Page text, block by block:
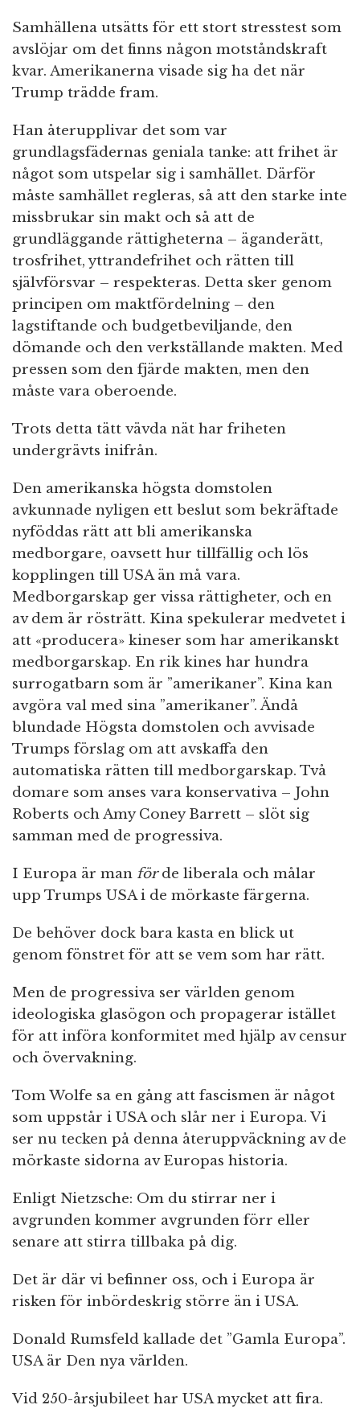
Samhällena utsätts för ett stort stresstest som
avslöjar om det finns någon motståndskraft
kvar. Amerikanerna visade sig ha det när
Trump trädde fram.
Han återupplivar det som var
grundlagsfädernas geniala tanke: att frihet är
något som utspelar sig i samhället. Därför
måste samhället regleras, så att den starke inte
missbrukar sin makt och så att de
grundläggande rättigheterna – äganderätt,
trosfrihet, yttrandefrihet och rätten till
självförsvar – respekteras. Detta sker genom
principen om maktfördelning – den
lagstiftande och budgetbeviljande, den
dömande och den verkställande makten. Med
pressen som den fjärde makten, men den
måste vara oberoende.
Trots detta tätt vävda nät har friheten
undergrävts inifrån.
Den amerikanska högsta domstolen
avkunnade nyligen ett beslut som bekräftade
nyföddas rätt att bli amerikanska
medborgare, oavsett hur tillfällig och lös
kopplingen till USA än må vara.
Medborgarskap ger vissa rättigheter, och en
av dem är rösträtt. Kina spekulerar medvetet i
att «producera» kineser som har amerikanskt
medborgarskap. En rik kines har hundra
surrogatbarn som är ”amerikaner”. Kina kan
avgöra val med sina ”amerikaner”. Ändå
blundade Högsta domstolen och avvisade
Trumps förslag om att avskaffa den
automatiska rätten till medborgarskap. Två
domare som anses vara konservativa – John
Roberts och Amy Coney Barrett – slöt sig
samman med de progressiva.
I Europa är man förde liberala och målar
upp Trumps USA i de mörkaste färgerna.
De behöver dock bara kasta en blick ut
genom fönstret för att se vem som har rätt.
Men de progressiva ser världen genom
ideologiska glasögon och propagerar istället
för att införa konformitet med hjälp av censur
och övervakning.
Tom Wolfe sa en gång att fascismen är något
som uppstår i USA och slår ner i Europa. Vi
ser nu tecken på denna återuppväckning av de
mörkaste sidorna av Europas historia.
Enligt Nietzsche: Om du stirrar ner i
avgrunden kommer avgrunden förr eller
senare att stirra tillbaka på dig.
Det är där vi befinner oss, och i Europa är
risken för inbördeskrig större än i USA.
Donald Rumsfeld kallade det ”Gamla Europa”.
USA är Den nya världen.
Vid 250-årsjubileet har USA mycket att fira.